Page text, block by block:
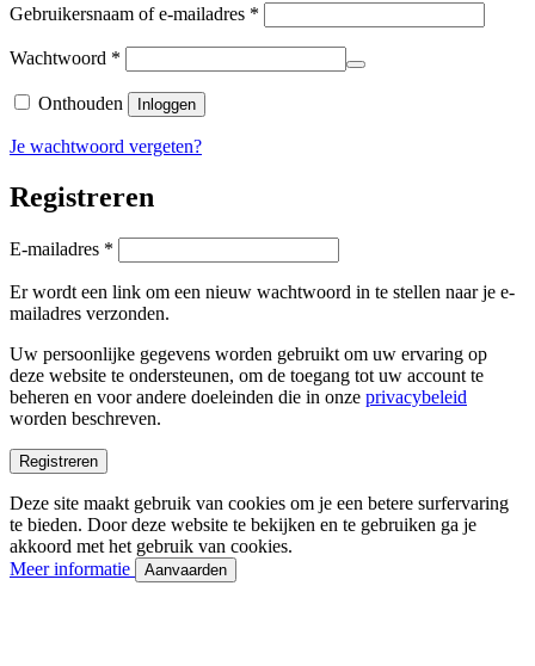
Gebruikersnaam of e-mailadres *
Wachtwoord *
Onthouden Inloggen
Je wachtwoord vergeten?
Registreren
E-mailadres *
Er wordt een link om een nieuw wachtwoord in te stellen naar je e-
mailadres verzonden.
Uw persoonlijke gegevens worden gebruikt om uw ervaring op
deze website te ondersteunen, om de toegang tot uw account te
beheren en voor andere doeleinden die in onze privacybeleid
worden beschreven.
Registreren
Deze site maakt gebruik van cookies om je een betere surfervaring
te bieden. Door deze website te bekijken en te gebruiken ga je
akkoord met het gebruik van cookies.
Meer informatie
Aanvaarden